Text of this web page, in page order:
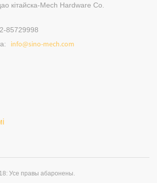
кітайска-Mech Hardware Co.
85729998
info@sino-mech.com
Усе правы абаронены.